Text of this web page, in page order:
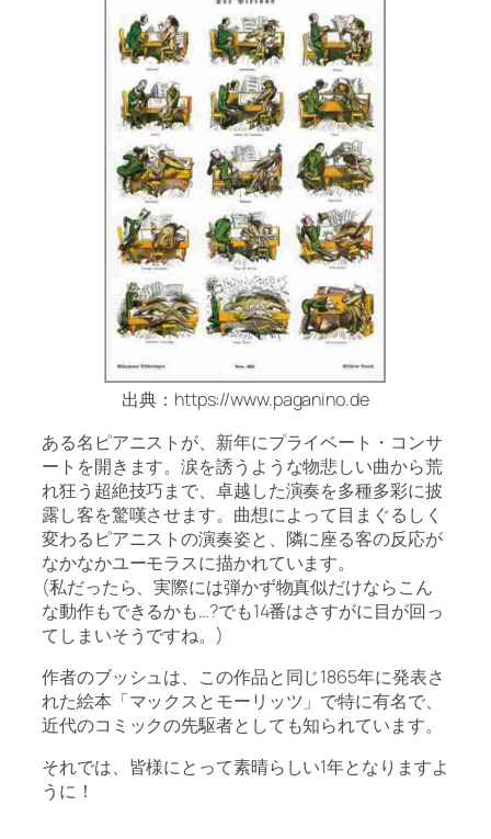
出典：https://www.paganino.de
ある名ピアニストが、新年にプライベート・コンサ
ートを開きます。涙を誘うような物悲しい曲から荒
れ狂う超絶技巧まで、卓越した演奏を多種多彩に披
露し客を驚嘆させます。曲想によって目まぐるしく
変わるピアニストの演奏姿と、隣に座る客の反応が
なかなかユーモラスに描かれています。
(私だったら、実際には弾かず物真似だけならこん
な動作もできるかも…?でも14番はさすがに目が回っ
てしまいそうですね。)
作者のブッシュは、この作品と同じ1865年に発表さ
れた絵本「マックスとモーリッツ」で特に有名で、
近代のコミックの先駆者としても知られています。
それでは、皆様にとって素晴らしい1年となりますよ
うに！